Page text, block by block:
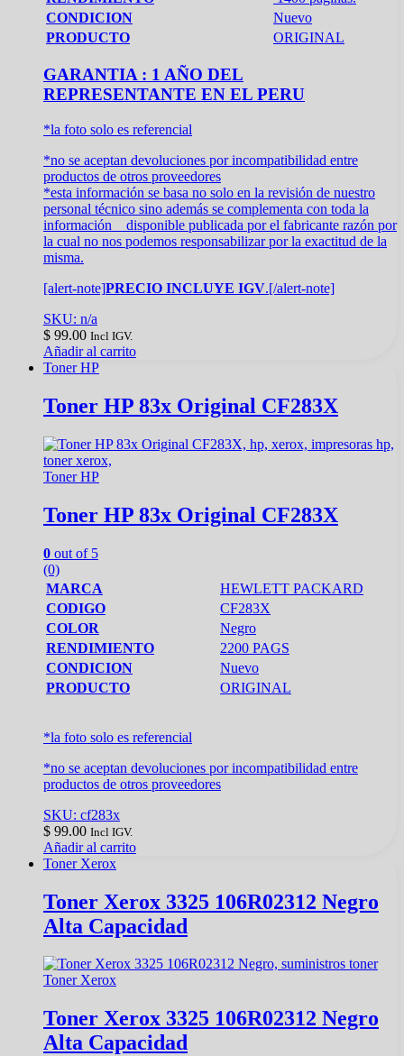
CONDICION
Nuevo
PRODUCTO
ORIGINAL
GARANTIA : 1 AÑO DEL
REPRESENTANTE EN EL PERU
*la foto solo es referencial
*no se aceptan devoluciones por incompatibilidad entre
productos de otros proveedores
*esta información se basa no solo en la revisión de nuestro
personal técnico sino además se complementa con toda la
información disponible publicada por el fabricante razón por
la cual no nos podemos responsabilizar por la exactitud de la
misma.
[alert-note]PRECIO INCLUYE IGV.[/alert-note]
SKU: n/a
$ 99.00 Incl IGV.
Añadir al carrito
Toner HP
Toner HP 83x Original CF283X
Toner HP
Toner HP 83x Original CF283X
0 out of 5
(0)
MARCA
HEWLETT PACKARD
CODIGO
CF283X
COLOR
Negro
RENDIMIENTO
2200 PAGS
CONDICION
Nuevo
PRODUCTO
ORIGINAL
*la foto solo es referencial
*no se aceptan devoluciones por incompatibilidad entre
productos de otros proveedores
SKU: cf283x
$ 99.00 Incl IGV.
Añadir al carrito
Toner Xerox
Toner Xerox 3325 106R02312 Negro
Alta Capacidad
Toner Xerox
Toner Xerox 3325 106R02312 Negro
Alta Capacidad